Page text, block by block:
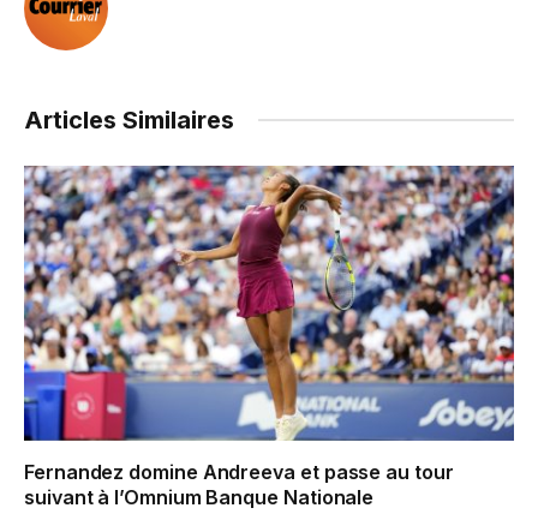
Articles Similaires
Fernandez domine Andreeva et passe au tour
suivant à l’Omnium Banque Nationale